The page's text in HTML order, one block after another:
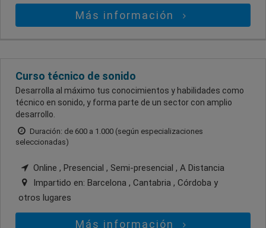
Más información
Curso técnico de sonido
Desarrolla al máximo tus conocimientos y habilidades como
técnico en sonido, y forma parte de un sector con amplio
desarrollo.
Duración: de 600 a 1.000 (según especializaciones
seleccionadas)
Online , Presencial , Semi-presencial , A Distancia
Impartido en: Barcelona , Cantabria , Córdoba y
otros lugares
Más información